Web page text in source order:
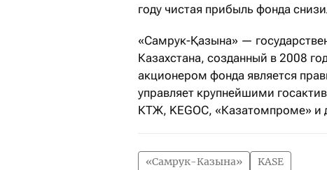
году чистая прибыль фонда
«Самрук-Қазына» —
Казахстана, созданный в 2008
акционером фонда является
управляет крупнейшими
КТЖ, KEGOC, «Казатомпроме» и
«Самрук-Казына» KASE